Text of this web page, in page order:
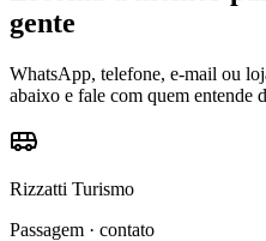
gente
WhatsApp, telefone, e-mail ou
abaixo e fale com quem entende
Rizzatti Turismo
Passagem · contato